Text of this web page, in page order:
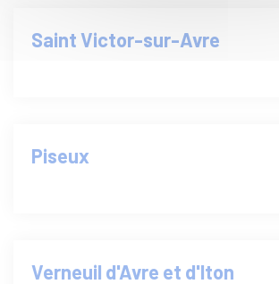
Saint Victor-sur-Avre
Piseux
Verneuil d'Avre et d'Iton